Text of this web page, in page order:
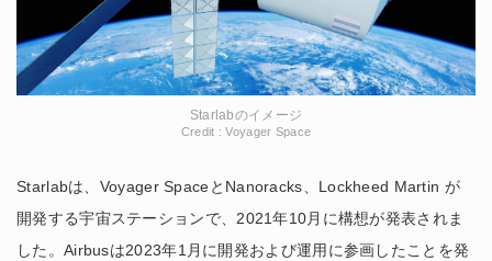
Starlabのイメージ
Credit : Voyager Space
Starlabは、Voyager SpaceとNanoracks、Lockheed Martin が
開発する宇宙ステーションで、2021年10月に構想が発表されま
した。Airbusは2023年1月に開発および運用に参画したことを発